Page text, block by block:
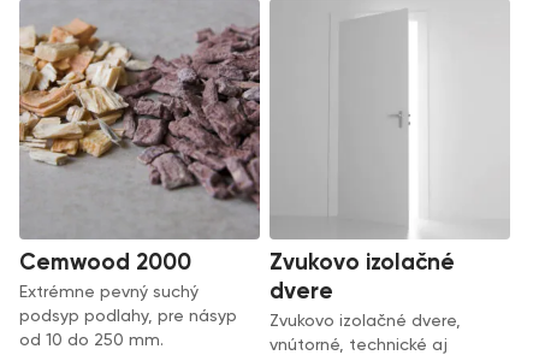
Cemwood 2000
Extrémne pevný suchý
podsyp podlahy, pre násyp
od 10 do 250 mm.
Zvukovo izolačné
dvere
Zvukovo izolačné dvere,
vnútorné, technické aj